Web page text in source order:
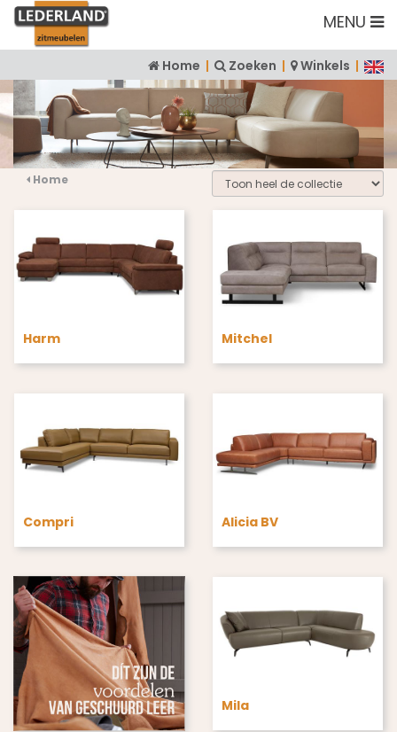
MENU
Home | Zoeken | Winkels |
Home
Harm Mitchel
Compri Alicia BV
Mila